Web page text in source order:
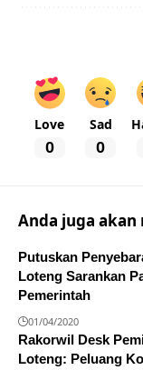
Love
0
Sad
0
Anda juga akan
Putuskan
Loteng Sarankan
Pemerintah
01/04/2020
Rakorwil Desk
Loteng: Peluang